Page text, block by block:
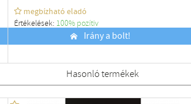
megbízható eladó
Értékelések: 100% pozítiv
Irány a bolt!
Hasonló termékek